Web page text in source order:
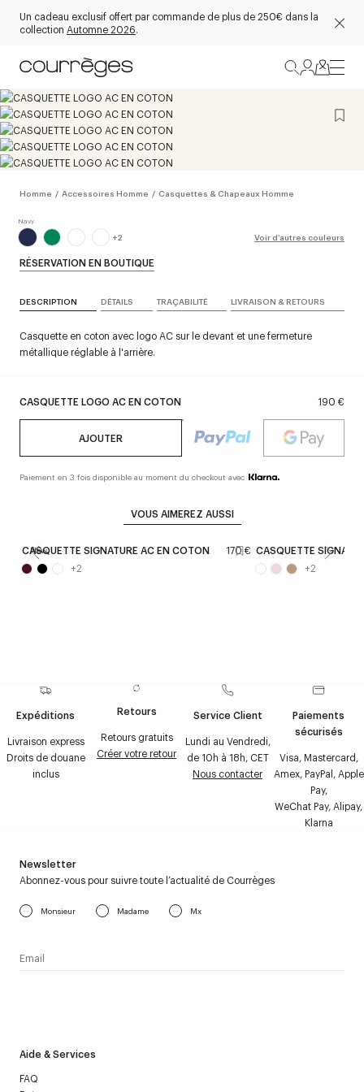
Un cadeau exclusif offert par commande de plus de 250€ dans la
collection Automne 2026.
Homme / Accessoires Homme / Casquettes & Chapeaux Homme
+2 Voir d’autres couleurs
CASQUETTE LOGO AC EN COTON 190 €
AJOUTER
Paiement en 3 fois disponible au moment du checkout avec
RÉSERVATION EN BOUTIQUE
DESCRIPTION DÉTAILS TRAÇABILITÉ LIVRAISON & RETOURS
Casquette en coton avec logo AC sur le devant et une fermeture
métallique réglable à l'arrière.
VOUS AIMEREZ AUSSI
New
CASQUETTE SIGNATURE AC EN COTON
170 €
+2
CASQUETTE
+2
Expéditions
Livraison express
Droits de douane
inclus
Retours
Retours gratuits
Créer votre retour
Service Client
Lundi au Vendredi,
de 10h à 18h, CET
Nous contacter
Paiements
sécurisés
Visa, Mastercard,
Amex, PayPal, Apple
Pay,
WeChat Pay, Alipay,
Klarna
Aide & Services
FAQ
Newsletter
Abonnez-vous pour suivre toute l’actualité de Courrèges
Monsieur Madame Mx